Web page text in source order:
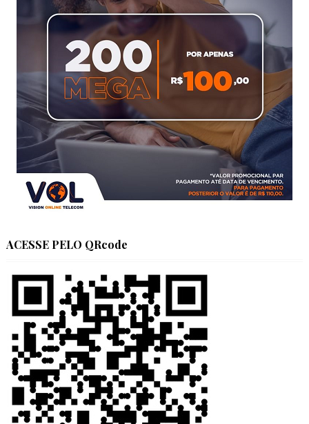
ACESSE PELO QRcode